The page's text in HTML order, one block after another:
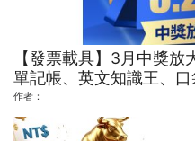
【發票載具】3月中獎
單記帳、英文知識王、
作者：